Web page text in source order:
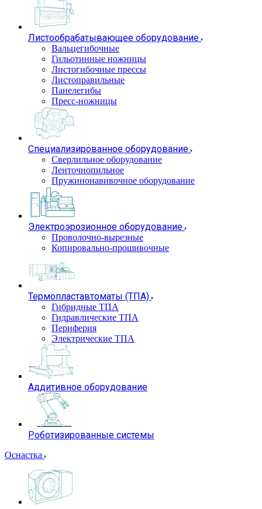
Листообрабатывающее оборудование
Вальцегибочные
Гильотинные ножницы
Листогибочные прессы
Листоправильные
Панелегибы
Пресс-ножницы
Специализированное оборудование
Сверлильное оборудование
Ленточнопильное
Пружинонавивочное оборудование
Электроэрозионное оборудование
Проволочно-вырезные
Копировально-прошивочные
Термопластавтоматы (ТПА)
Гибридные ТПА
Гидравлические ТПА
Периферия
Электрические ТПА
Аддитивное оборудование
Роботизированные системы
Оснастка